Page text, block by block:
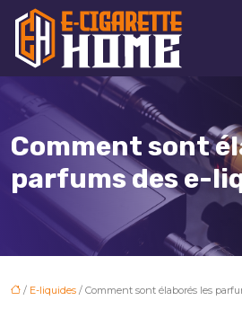
Comment sont
parfums des e-
/ E-liquides / Comment sont élaborés les